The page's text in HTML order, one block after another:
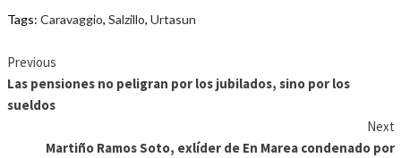
Tags: Caravaggio, Salzillo, Urtasun
Previous
Las pensiones no peligran por los jubilados, sino por los
sueldos
Next
Martiño Ramos Soto, exlíder de En Marea condenado por